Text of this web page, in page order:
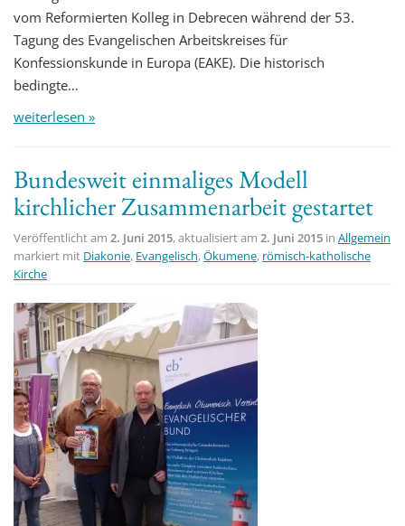
vom Reformierten Kolleg in Debrecen während der 53.
Tagung des Evangelischen Arbeitskreises für
Konfessionskunde in Europa (EAKE). Die historisch
bedingte…
weiterlesen »
Bundesweit einmaliges Modell
kirchlicher Zusammenarbeit gestartet
Veröffentlicht am 2. Juni 2015, aktualisiert am 2. Juni 2015 in Allgemein
markiert mit Diakonie, Evangelisch,Ökumene, römisch-katholische
Kirche